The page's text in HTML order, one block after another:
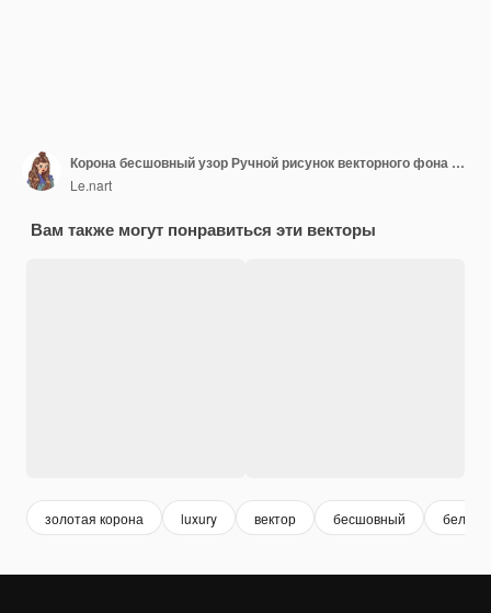
Корона бесшовный узор Ручной рисунок векторного фона принцессы
Le.nart
Вам также могут понравиться эти векторы
золотая корона luxury вектор бесшовный белое